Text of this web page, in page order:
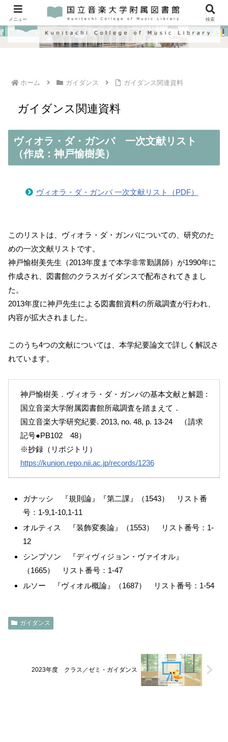
ホーム ガイダンス ガイダンス関連資料
ガイダンス関連資料
ヴィオラ・ダ・ガンバ 一次文献リスト
（作成：神戸愉樹美）
ヴィオラ・ダ・ガンバ 一次文献リスト（PDF）
このリストは、ヴィオラ・ダ・ガンバについての、研究のた
めの一次文献リストです。
神戸愉樹美先生（2013年度まで本学非常勤講師）が1990年に
作成され、図書館のクラスガイダンスで配布されてきまし
た。
2013年度に神戸先生による図書館資料の所蔵調査が行われ、
内容が拡大されました。
このうち4つの文献については、本学紀要論文で詳しく解説さ
れています。
神戸愉樹美．ヴィオラ・ダ・ガンバの基本文献と解題 :
国立音楽大学附属図書館所蔵調査を踏まえて．
国立音楽大学研究紀要. 2013, no. 48, p. 13-24 （請求
記号●PB102 48）
※抄録（リポジトリ）
https://kunion.repo.nii.ac.jp/records/1236
ガナッシ 『規則論』『第二課』（1543） リスト番
号：1-9,1-10,1-11
オルティス 『装飾変奏論』（1553） リスト番号：1-
12
シンプソン 『ディヴィジョン・ヴァイオル』
（1665） リスト番号：1-47
ルソー 『ヴィオル概論』（1687） リスト番号：1-54
ガイダンス
2023年度 クラス／ゼミ・ガイダンス
メニュー 検索